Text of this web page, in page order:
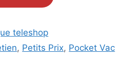
teleshop
, Petits Prix, Pocket Vac